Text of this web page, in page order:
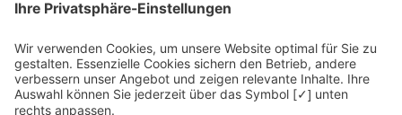
Kontakt
Datenschutz
Newsletter